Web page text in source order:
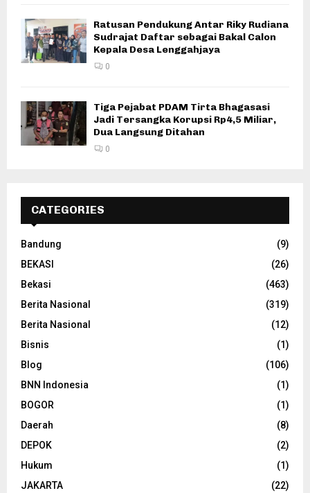
Ratusan Pendukung Antar Riky Rudiana
Sudrajat Daftar sebagai Bakal Calon
Kepala Desa Lenggahjaya
0
Tiga Pejabat PDAM Tirta Bhagasasi
Jadi Tersangka Korupsi Rp4,5 Miliar,
Dua Langsung Ditahan
0
CATEGORIES
Bandung
(9)
BEKASI
(26)
Bekasi
(463)
Berita Nasional
(319)
Berita Nasional
(12)
Bisnis
(1)
Blog
(106)
BNN Indonesia
(1)
BOGOR
(1)
Daerah
(8)
DEPOK
(2)
Hukum
(1)
JAKARTA
(22)